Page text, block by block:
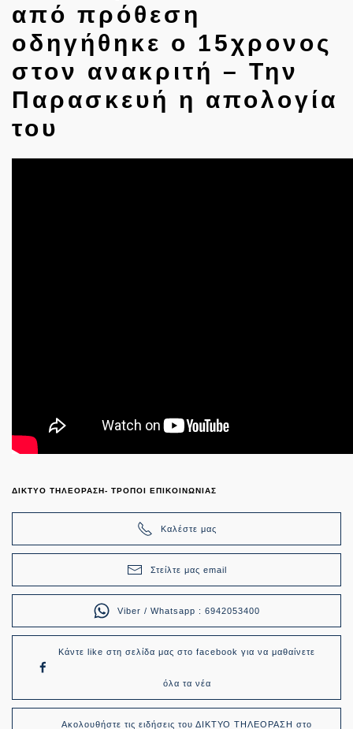
από πρόθεση
οδηγήθηκε ο 15χρονος
στον ανακριτή – Την
Παρασκευή η απολογία
του
ΔΙΚΤΥΟ ΤΗΛΕΟΡΑΣΗ- ΤΡΟΠΟΙ ΕΠΙΚΟΙΝΩΝΙΑΣ
Καλέστε μας
Στείλτε μας email
Viber / Whatsapp : 6942053400
Κάντε like στη σελίδα μας στο facebook για να μαθαίνετε
όλα τα νέα
Ακολουθήστε τις ειδήσεις του ΔΙΚΤΥΟ ΤΗΛΕΟΡΑΣΗ στο